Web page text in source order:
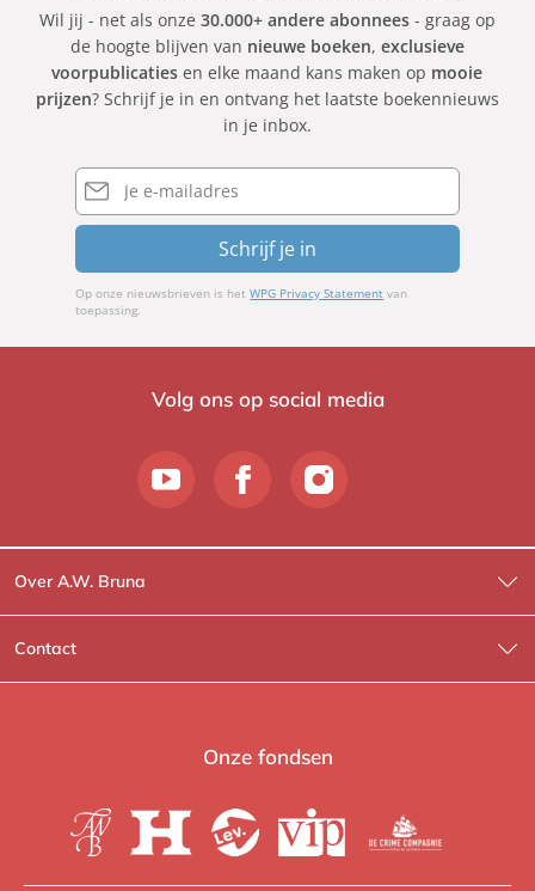
Wil jij - net als onze 30.000+ andere abonnees- graag op
de hoogte blijven van nieuwe boeken, exclusieve
voorpublicaties en elke maand kans maken op mooie
prijzen? Schrijf je in en ontvang het laatste boekennieuws
in je inbox.
E-
mailadres
Schrijf je in
Op onze nieuwsbrieven is hetWPG Privacy Statement van
toepassing.
Volg ons op social media
Over A.W. Bruna
Wat wij doen
Wie is Wie?
Heartbeat
Contact
Contactinformatie
Voor de boekhandels
Onze fondsen